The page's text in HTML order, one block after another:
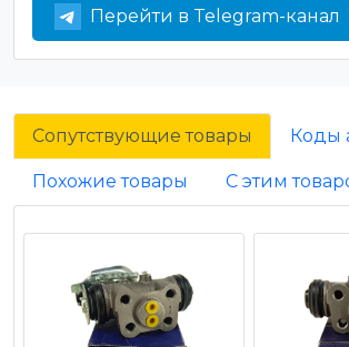
Перейти в Telegram-канал
Сопутствующие товары Коды
Похожие товары С этим